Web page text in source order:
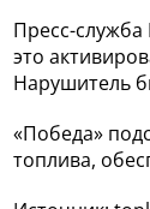
Пресс-служба
это
Нарушитель
«Победа»
топлива,